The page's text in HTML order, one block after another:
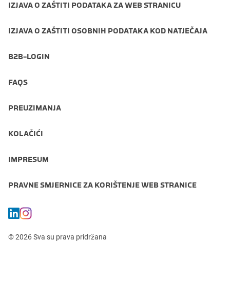
IZJAVA O ZAŠTITI PODATAKA ZA WEB STRANICU
IZJAVA O ZAŠTITI OSOBNIH PODATAKA KOD NATJEČAJA
B2B-LOGIN
FAQS
PREUZIMANJA
KOLAČIĆI
IMPRESUM
PRAVNE SMJERNICE ZA KORIŠTENJE WEB STRANICE
© 2026 Sva su prava pridržana